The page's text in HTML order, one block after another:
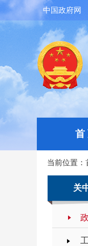
中国政府网
首
当前位置：
关